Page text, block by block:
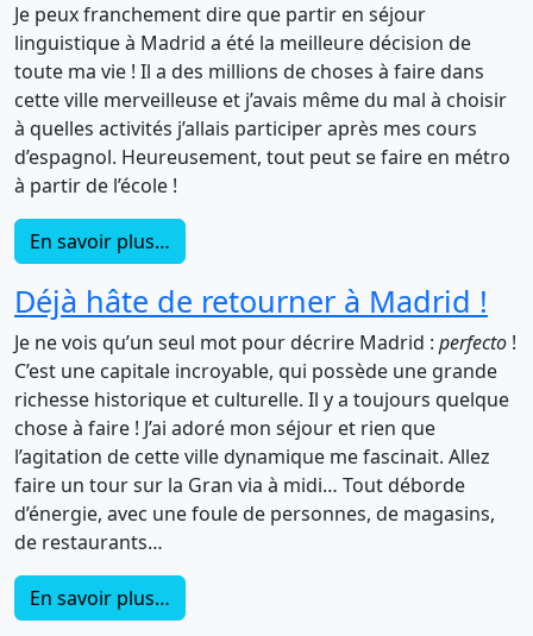
Je peux franchement dire que partir en séjour
linguistique à Madrid a été la meilleure décision de
toute ma vie ! Il a des millions de choses à faire dans
cette ville merveilleuse et j’avais même du mal à choisir
à quelles activités j’allais participer après mes cours
d’espagnol. Heureusement, tout peut se faire en métro
à partir de l’école !
En savoir plus…
Déjà hâte de retourner à Madrid !
Je ne vois qu’un seul mot pour décrire Madrid : perfecto !
C’est une capitale incroyable, qui possède une grande
richesse historique et culturelle. Il y a toujours quelque
chose à faire ! J’ai adoré mon séjour et rien que
l’agitation de cette ville dynamique me fascinait. Allez
faire un tour sur la Gran via à midi… Tout déborde
d’énergie, avec une foule de personnes, de magasins,
de restaurants…
En savoir plus…